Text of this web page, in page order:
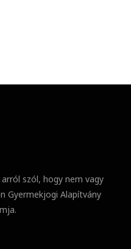
szól, hogy nem vagy
Gyermekjogi Alapítvány